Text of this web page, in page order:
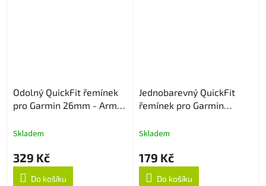
Odolný QuickFit řemínek
pro Garmin 26mm - Army
Skladem
329 Kč
Do košíku
Jednobarevný QuickFit
řemínek pro Garmin
Skladem
179 Kč
Do košíku